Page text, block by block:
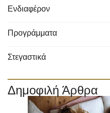
Ενδιαφέρον
Προγράμματα
Στεγαστικά
Δημοφιλή Άρθρα